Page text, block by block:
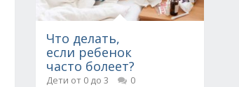
Что делать,
если ребенок
часто болеет?
Дети от 0 до 3
0